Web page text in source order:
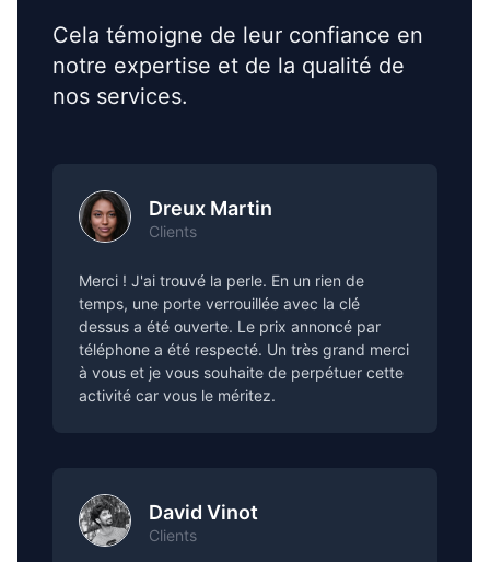
Cela témoigne de leur confiance en
notre expertise et de la qualité de
nos services.
Dreux Martin
Clients
Merci ! J'ai trouvé la perle. En un rien de
temps, une porte verrouillée avec la clé
dessus a été ouverte. Le prix annoncé par
téléphone a été respecté. Un très grand merci
à vous et je vous souhaite de perpétuer cette
activité car vous le méritez.
David Vinot
Clients